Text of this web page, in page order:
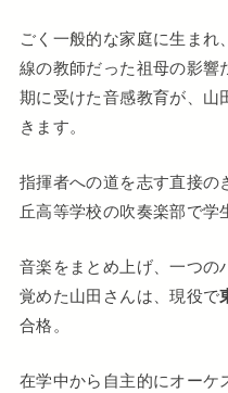
ごく一般的な家庭に生ま
線の教師だった祖母の影響
期に受けた音感教育が、山
きます。
指揮者への道を志す直接の
丘高等学校の吹奏楽部で学
音楽をまとめ上げ、一つの
覚めた山田さんは、現役で
合格。
在学中から自主的にオーケ